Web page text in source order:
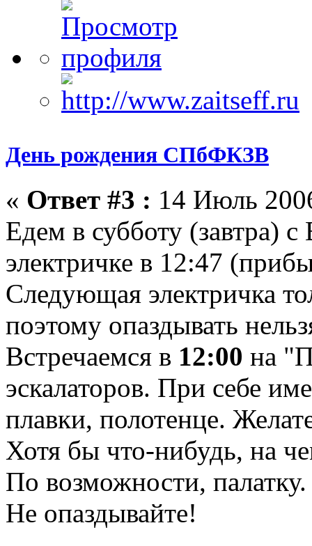
День рождения СПбФКЗВ
« Ответ #3 : 14 Июль
Едем в субботу (завтра) с
электричке в 12:47
Следующая электричка
поэтому опаздывать
Встречаемся в 12:00 на
эскалаторов. При себе
плавки, полотенце.
Хотя бы что-нибудь, на
По возможности, палатку.
Не опаздывайте!